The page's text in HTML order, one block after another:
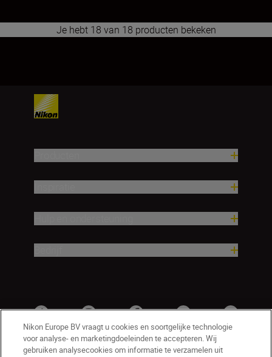
Je hebt 18 van 18 producten bekeken
Nikon Europe BV vraagt u cookies en soortgelijke technologie
voor analyse- en marketingdoeleinden te accepteren. Wij
gebruiken analysecookies om informatie te verzamelen uit